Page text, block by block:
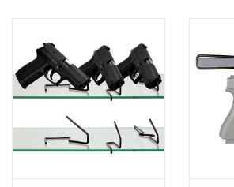
Recente projecten
Opties
Blog